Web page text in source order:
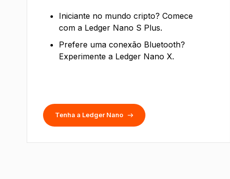
Iniciante no mundo cripto? Comece
com a Ledger Nano S Plus.
Prefere uma conexão Bluetooth?
Experimente a Ledger Nano X.
Tenha a Ledger Nano